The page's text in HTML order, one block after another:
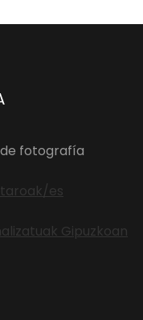
fotografía
es